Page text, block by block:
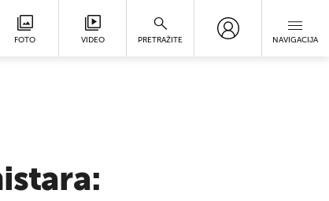
FOTO VIDEO PRETRAŽITE NAVIGACIJA